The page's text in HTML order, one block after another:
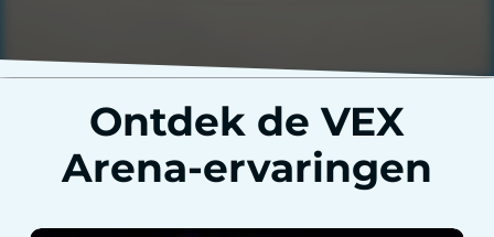
Ontdek de VEX
Arena-ervaringen